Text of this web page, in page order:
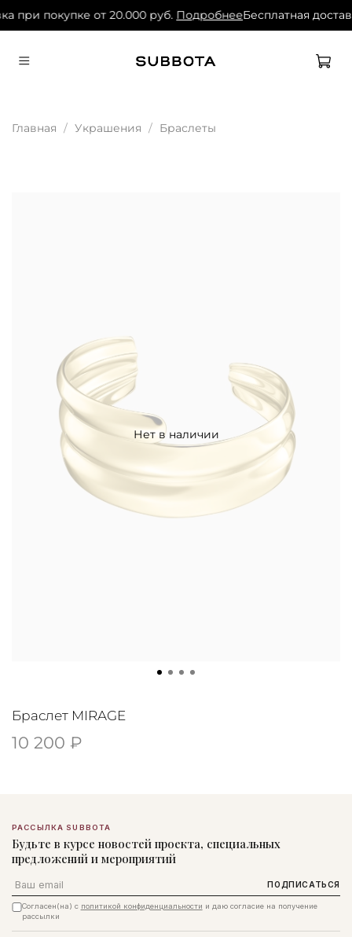
при покупке от 20.000 руб. ПодробнееБесплатная
Главная Украшения Браслеты
Нет в наличии
Браслет MIRAGE
10 200 ₽
РАССЫЛКА SUBBOTA
Будьте в курсе новостей проекта, специальных
предложений и мероприятий
Email ПОДПИСАТЬСЯ
Согласен(на) с политикой конфиденциальности и даю согласие на получение
рассылки